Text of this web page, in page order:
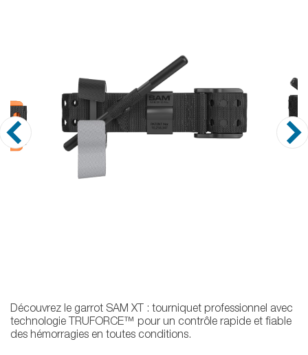
Découvrez le garrot SAM XT : tourniquet professionnel avec
technologie TRUFORCE™ pour un contrôle rapide et fiable
des hémorragies en toutes conditions.